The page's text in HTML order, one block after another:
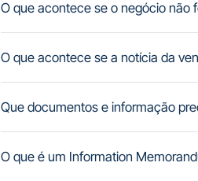
O que acontece se o negócio não
O que acontece se a notícia da
Que documentos e informação
O que é um Information